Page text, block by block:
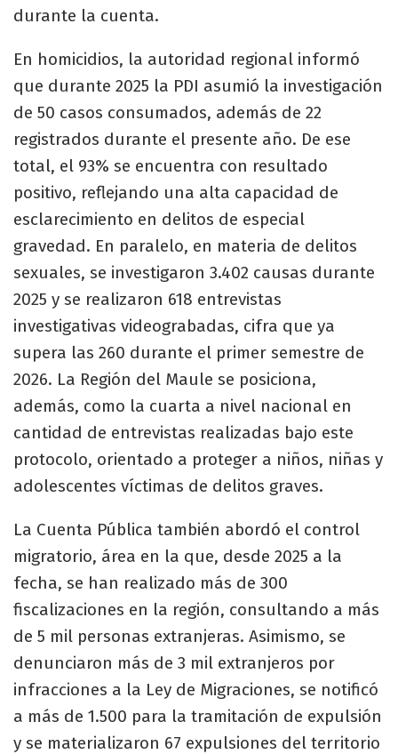
durante la cuenta.
En homicidios, la autoridad regional informó
que durante 2025 la PDI asumió la investigación
de 50 casos consumados, además de 22
registrados durante el presente año. De ese
total, el 93% se encuentra con resultado
positivo, reflejando una alta capacidad de
esclarecimiento en delitos de especial
gravedad. En paralelo, en materia de delitos
sexuales, se investigaron 3.402 causas durante
2025 y se realizaron 618 entrevistas
investigativas videograbadas, cifra que ya
supera las 260 durante el primer semestre de
2026. La Región del Maule se posiciona,
además, como la cuarta a nivel nacional en
cantidad de entrevistas realizadas bajo este
protocolo, orientado a proteger a niños, niñas y
adolescentes víctimas de delitos graves.
La Cuenta Pública también abordó el control
migratorio, área en la que, desde 2025 a la
fecha, se han realizado más de 300
fiscalizaciones en la región, consultando a más
de 5 mil personas extranjeras. Asimismo, se
denunciaron más de 3 mil extranjeros por
infracciones a la Ley de Migraciones, se notificó
a más de 1.500 para la tramitación de expulsión
y se materializaron 67 expulsiones del territorio